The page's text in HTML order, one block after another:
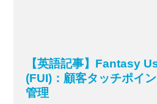
【英語記事】Fantasy
(FUI)：顧客タッチポイ
管理